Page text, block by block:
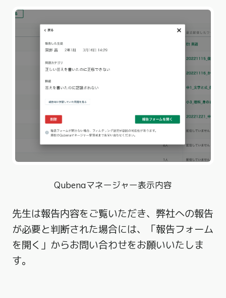
Qubenaマネージャー表示内容
先生は報告内容をご覧いただき、弊社への報告
が必要と判断された場合には、「報告フォーム
を開く」からお問い合わせをお願いいたしま
す。